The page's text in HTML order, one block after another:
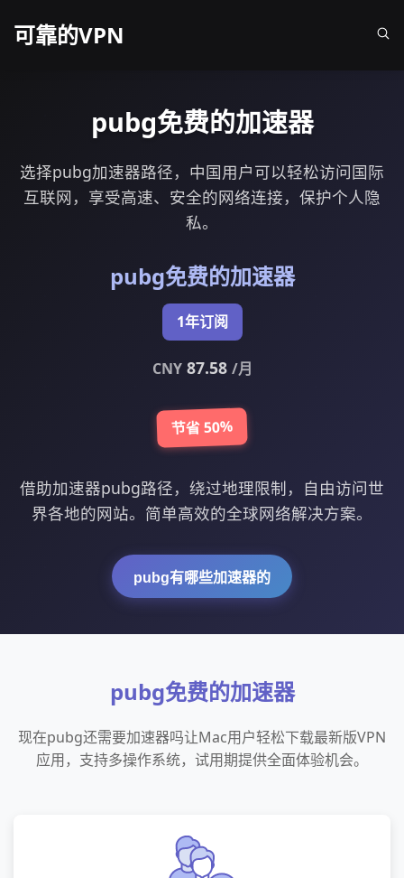
可靠的VPN
pubg免费的加速器
选择pubg加速器路径，中国用户可以轻松访问国际
互联网，享受高速、安全的网络连接，保护个人隐
私。
pubg免费的加速器
1年订阅
CNY87.58 /月
节省 50%
借助加速器pubg路径，绕过地理限制，自由访问世
界各地的网站。简单高效的全球网络解决方案。
pubg有哪些加速器的
pubg免费的加速器
现在pubg还需要加速器吗让Mac用户轻松下载最新版VPN
应用，支持多操作系统，试用期提供全面体验机会。